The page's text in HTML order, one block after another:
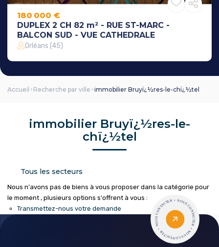
DUPLEX 2 CH 82 m² - RUE ST-MARC -
BALCON SUD - VUE CATHEDRALE
180 000 €
Orléans (45)
Accueil Recherche par ville immobilier Bruyï¿½res-le-chï¿½tel
immobilier Bruyï¿½res-le-
chï¿½tel
Tous les secteurs
Nous n'avons pas de biens à vous proposer dans la catégorie pour
le moment , plusieurs options s'offrent à vous :
Transmettez-nous votre demande